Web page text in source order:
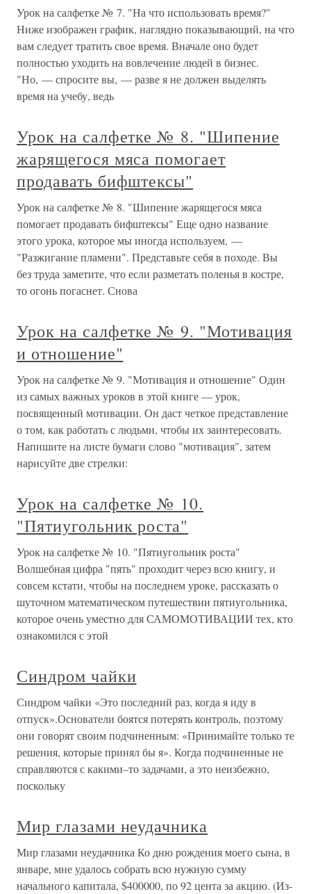
Урок на салфетке № 7. "На что использовать время?"
Ниже изображен график, наглядно показывающий, на что
вам следует тратить свое время. Вначале оно будет
полностью уходить на вовлечение людей в бизнес.
"Но, — спросите вы, — разве я не должен выделять
время на учебу, ведь
Урок на салфетке № 8. "Шипение
жарящегося мяса помогает
продавать бифштексы"
Урок на салфетке № 8. "Шипение жарящегося мяса
помогает продавать бифштексы" Еще одно название
этого урока, которое мы иногда используем, —
"Разжигание пламени". Представьте себя в походе. Вы
без труда заметите, что если разметать поленья в костре,
то огонь погаснет. Снова
Урок на салфетке № 9. "Мотивация
и отношение"
Урок на салфетке № 9. "Мотивация и отношение" Один
из самых важных уроков в этой книге — урок,
посвященный мотивации. Он даст четкое представление
о том, как работать с людьми, чтобы их заинтересовать.
Напишите на листе бумаги слово "мотивация", затем
нарисуйте две стрелки:
Урок на салфетке № 10.
"Пятиугольник роста"
Урок на салфетке № 10. "Пятиугольник роста"
Волшебная цифра "пять" проходит через всю книгу, и
совсем кстати, чтобы на последнем уроке, рассказать о
шуточном математическом путешествии пятиугольника,
которое очень уместно для САМОМОТИВАЦИИ тех, кто
ознакомился с этой
Синдром чайки
Синдром чайки «Это последний раз, когда я иду в
отпуск».Основатели боятся потерять контроль, поэтому
они говорят своим подчиненным: «Принимайте только те
решения, которые принял бы я». Когда подчиненные не
справляются с какими–то задачами, а это неизбежно,
поскольку
Мир глазами неудачника
Мир глазами неудачника Ко дню рождения моего сына, в
январе, мне удалось собрать всю нужную сумму
начального капитала, $400000, по 92 цента за акцию. (Из-